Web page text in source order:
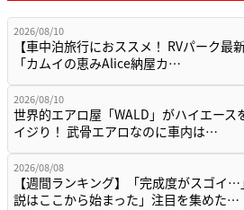
2026/08/10
【車中泊旅行におススメ！ RVパーク最新
「カムイの恵みAlice納屋カ…
2026/08/10
世界的エアロ屋「WALD」がハイエース
イジり！ 武骨エアロなのに車内は…
2026/08/08
【週間ランキング】「完成度がスゴイ
説はここから始まった」注目を集めた…